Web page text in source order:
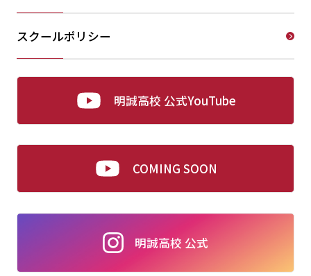
スクールポリシー
明誠高校 公式YouTube
COMING SOON
明誠高校 公式